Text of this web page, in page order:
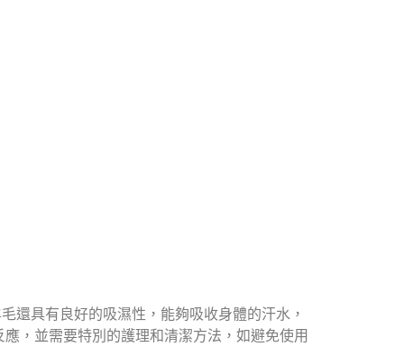
還具有良好的吸濕性，能夠吸收身體的汗水，
，並需要特別的護理和清潔方法，如避免使用